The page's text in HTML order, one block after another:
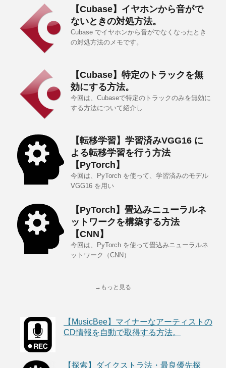
【Cubase】イヤホンから音がで
ないときの対処方法。
Cubase でイヤホンから音がでなくなったとき
の対処方法のメモです。
【Cubase】特定のトラックを無
効にする方法。
今回は、Cubaseで特定のトラックのみを無効に
する方法について紹介し
【転移学習】学習済みVGG16 に
よる転移学習を行う方法
【PyTorch】
今回は、PyTorch を使って、学習済みのモデル
VGG16 を用い
【PyTorch】畳込みニューラルネ
ットワークを構築する方法
【CNN】
今回は、PyTorch を使って畳込みニューラルネ
ットワーク（CNN）
→もっと見る
【MusicBee】マイナーなアーティストの
CD情報を自動で取得する方法。
【探索】ダイクストラ法・最良優先探